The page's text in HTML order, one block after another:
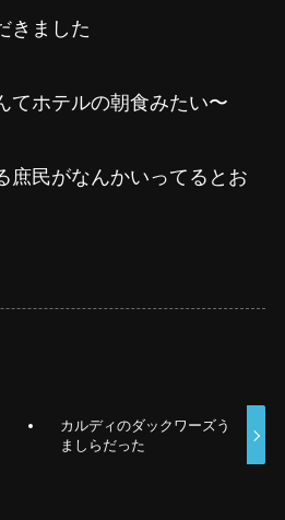
きました
てホテルの朝食みたい〜
庶民がなんかいってるとお
カルディのダックワーズう
ましらだった